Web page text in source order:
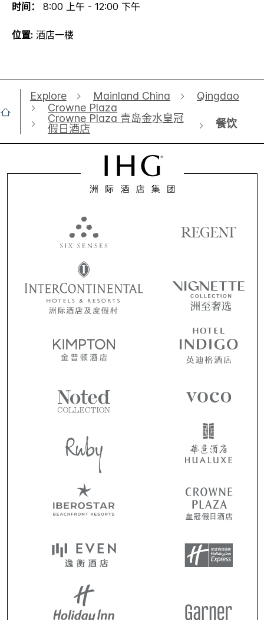
时间： 8:00 上午 - 12:00 下午
位置: 酒店一楼
Explore Mainland China
Qingdao
Crowne Plaza
Crowne Plaza 青岛金水皇冠
假日酒店
餐饮